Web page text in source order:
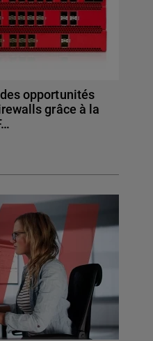
opportunités
grâce à la